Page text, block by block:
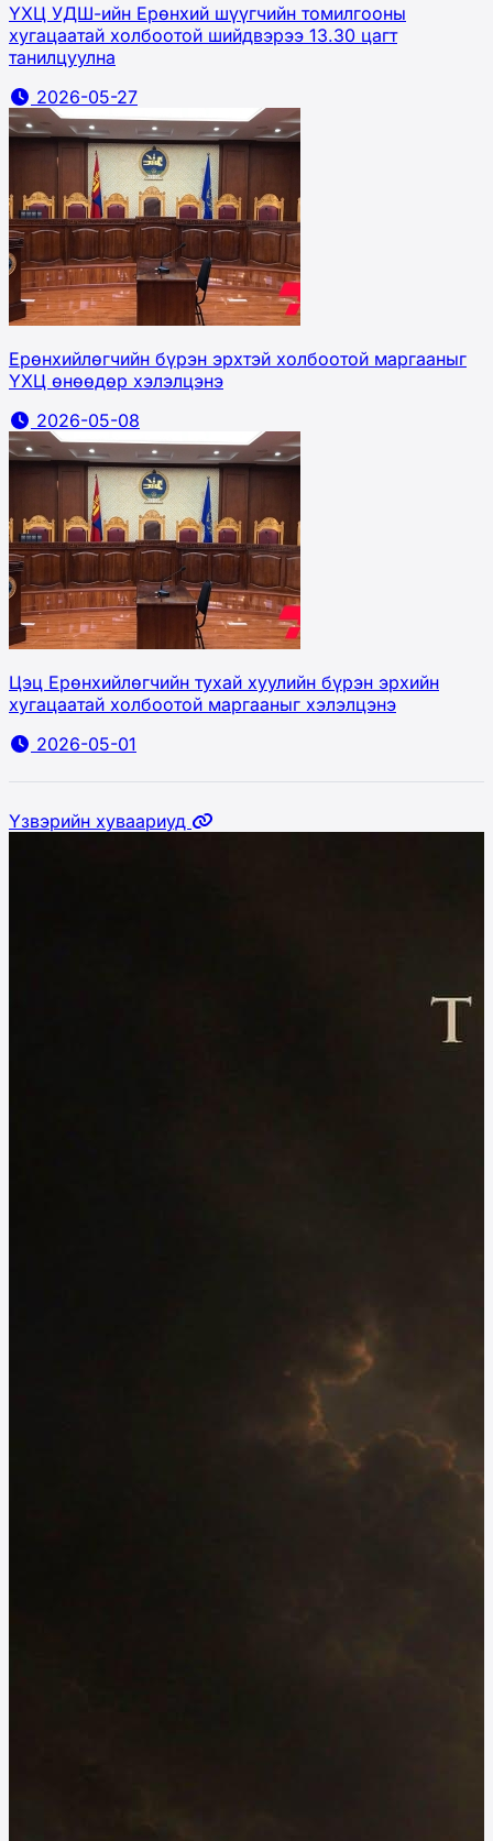
ҮХЦ УДШ-ийн Ерөнхий шүүгчийн томилгооны
хугацаатай холбоотой шийдвэрээ 13.30 цагт
танилцуулна
2026-05-27
Ерөнхийлөгчийн бүрэн эрхтэй холбоотой маргааныг
ҮХЦ өнөөдөр хэлэлцэнэ
2026-05-08
Цэц Ерөнхийлөгчийн тухай хуулийн бүрэн эрхийн
хугацаатай холбоотой маргааныг хэлэлцэнэ
2026-05-01
Үзвэрийн хуваариуд